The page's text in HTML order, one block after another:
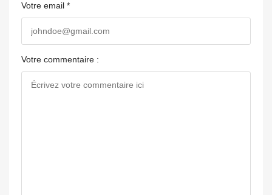
Votre email *
Votre commentaire :